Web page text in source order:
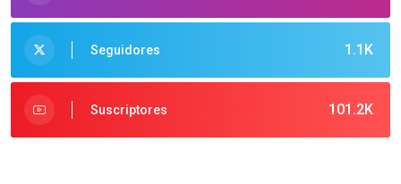
1.1K
Seguidores
101.2K
Suscriptores